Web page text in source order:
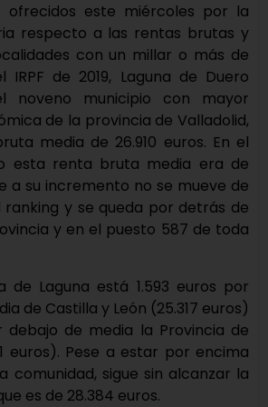
ofrecidos este miércoles por la
respecto a las rentas brutas y
con un millar o más de
de 2019, Laguna de Duero
noveno municipio con mayor
de la provincia de Valladolid,
media de 26.910 euros. En el
esta renta bruta media era de
a su incremento no se mueve de
ranking y se queda por detrás de
y en el puesto 587 de toda
de Laguna está 1.593 euros por
de Castilla y León (25.317 euros)
debajo de media la Provincia de
euros). Pese a estar por encima
comunidad, sigue sin alcanzar la
es de 28.384 euros.